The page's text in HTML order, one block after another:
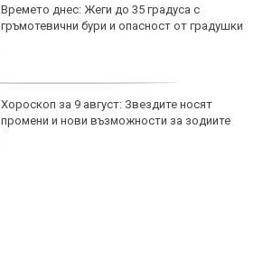
Времето днес: Жеги до 35 градуса с
гръмотевични бури и опасност от градушки
Хороскоп за 9 август: Звездите носят
промени и нови възможности за зодиите